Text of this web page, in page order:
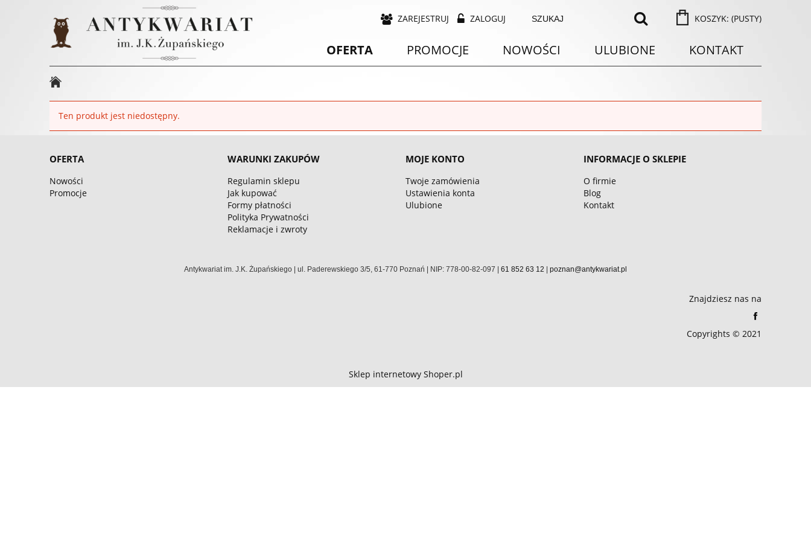
KOSZYK: (PUSTY)
ZAREJESTRUJ ZALOGUJ
OFERTA PROMOCJE NOWOŚCI ULUBIONE KONTAKT
Ten produkt jest niedostępny.
OFERTA
Nowości
Promocje
WARUNKI ZAKUPÓW
Regulamin sklepu
Jak kupować
Formy płatności
Polityka Prywatności
Reklamacje i zwroty
MOJE KONTO
Twoje zamówienia
Ustawienia konta
Ulubione
INFORMACJE O SKLEPIE
O firmie
Blog
Kontakt
Antykwariat im. J.K. Żupańskiego | ul. Paderewskiego 3/5, 61-770 Poznań | NIP: 778-00-82-097 | 61 852 63 12 | poznan@antykwariat.pl
Znajdziesz nas na
Copyrights © 2021
Sklep internetowy Shoper.pl